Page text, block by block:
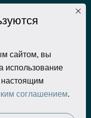
лиц старше 16 лет.
на сайте,
законодательством
использование
возможно только
и при строгом
ресурсов –
сайтом, вы
использование
настоящим
соглашением.